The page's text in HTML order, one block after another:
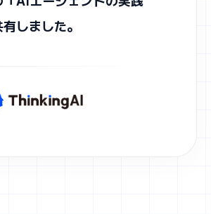
しました。